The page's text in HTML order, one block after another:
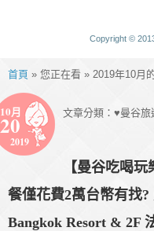
Copyright ©
首頁 » 您正在看 » 2019年10月
10月
20
2019
文章分類： ♥曼谷旅
【曼谷吃喝
餐僅花費2萬台幣有找
Bangkok Resort & 2F